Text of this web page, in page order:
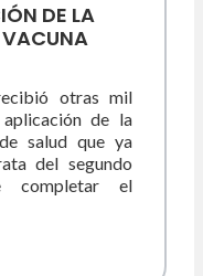
DE LA
VACUNA
otras mil
de la
salud que ya
del segundo
completar el